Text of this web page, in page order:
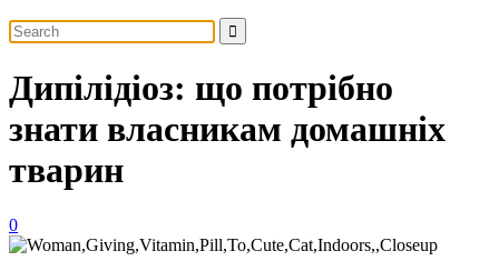
Дипілідіоз: що потрібно
знати власникам домашніх
тварин
0